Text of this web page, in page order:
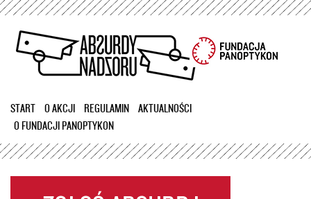
Przejdź
treści
START O AKCJI REGULAMIN
AKTUALNOŚCI
O FUNDACJI PANOPTYKON